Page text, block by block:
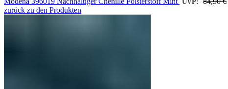
zurück zu den Produkten